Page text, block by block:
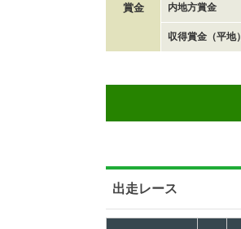
賞金 内地方賞金
収得賞金（平地）
出走レース